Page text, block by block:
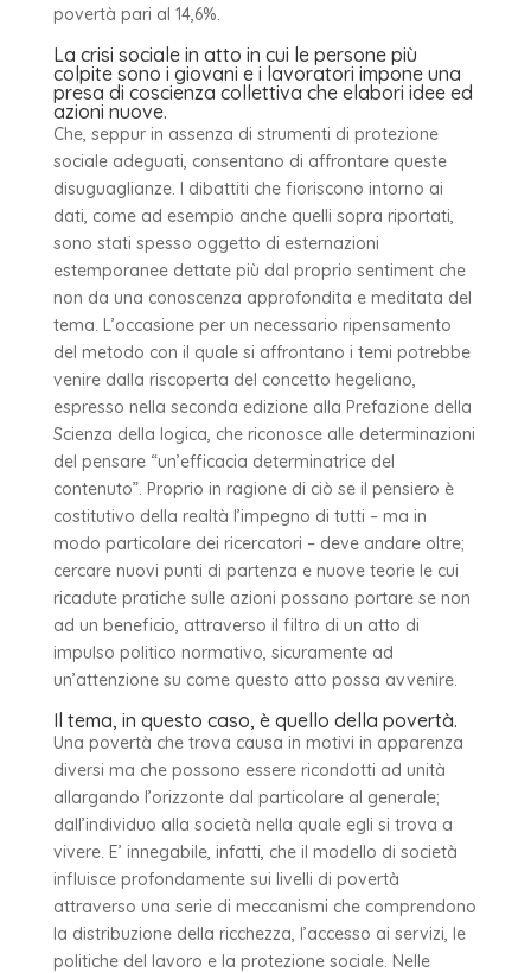
povertà pari al 14,6%.
La crisi sociale in atto in cui le persone più
colpite sono i giovani e i lavoratori impone una
presa di coscienza collettiva che elabori idee ed
azioni nuove.
Che, seppur in assenza di strumenti di protezione
sociale adeguati, consentano di affrontare queste
disuguaglianze. I dibattiti che fioriscono intorno ai
dati, come ad esempio anche quelli sopra riportati,
sono stati spesso oggetto di esternazioni
estemporanee dettate più dal proprio sentiment che
non da una conoscenza approfondita e meditata del
tema. L’occasione per un necessario ripensamento
del metodo con il quale si affrontano i temi potrebbe
venire dalla riscoperta del concetto hegeliano,
espresso nella seconda edizione alla Prefazione della
Scienza della logica, che riconosce alle determinazioni
del pensare “un’efficacia determinatrice del
contenuto”. Proprio in ragione di ciò se il pensiero è
costitutivo della realtà l’impegno di tutti – ma in
modo particolare dei ricercatori – deve andare oltre;
cercare nuovi punti di partenza e nuove teorie le cui
ricadute pratiche sulle azioni possano portare se non
ad un beneficio, attraverso il filtro di un atto di
impulso politico normativo, sicuramente ad
un’attenzione su come questo atto possa avvenire.
Il tema, in questo caso, è quello della povertà.
Una povertà che trova causa in motivi in apparenza
diversi ma che possono essere ricondotti ad unità
allargando l’orizzonte dal particolare al generale;
dall’individuo alla società nella quale egli si trova a
vivere. E’ innegabile, infatti, che il modello di società
influisce profondamente sui livelli di povertà
attraverso una serie di meccanismi che comprendono
la distribuzione della ricchezza, l’accesso ai servizi, le
politiche del lavoro e la protezione sociale. Nelle